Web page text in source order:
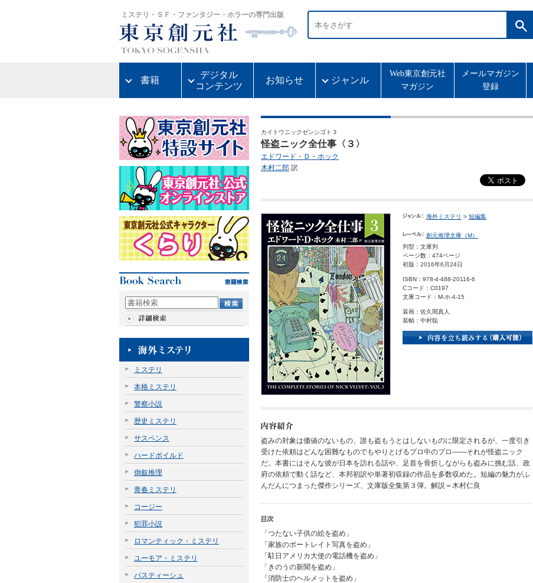
ミステリ・ＳＦ・ファンタジー・ホラーの専門出版
書籍
デジタル
コンテンツ
お知らせ ジャンル
Web東京創元社
マガジン
メールマガジン
登録
ミステリ
本格ミステリ
警察小説
歴史ミステリ
サスペンス
ハードボイルド
倒叙推理
青春ミステリ
コージー
犯罪小説
ロマンティック・ミステリ
ユーモア・ミステリ
パスティーシュ
カイトウニックゼンシゴト３
怪盗ニック全仕事〈３〉
エドワード・Ｄ・ホック
木村二郎 訳
海外ミステリ > 短編集
創元推理文庫（M）
判型：文庫判
ページ数：474ページ
初版：2016年6月24日
ISBN：978-4-488-20116-6
Cコード：C0197
文庫コード：M-ホ-4-15
装画：佐久間真人
装幀：中村聡
盗みの対象は価値のないもの、誰も盗もうとはしないものに限定されるが、一度引き
受けた依頼はどんな困難なものでもやりとげるプロ中のプロ――それが怪盗ニック
だ。本書にはそんな彼が日本を訪れる話や、足首を骨折しながらも盗みに挑む話、政
府の依頼で動く話など、本邦初訳や単著初収録の作品を多数収めた。短編の魅力がふ
んだんにつまった傑作シリーズ、文庫版全集第３弾。解説＝木村仁良
「つたない子供の絵を盗め」
「家族のポートレイト写真を盗め」
「駐日アメリカ大使の電話機を盗め」
「きのうの新聞を盗め」
「消防士のヘルメットを盗め」